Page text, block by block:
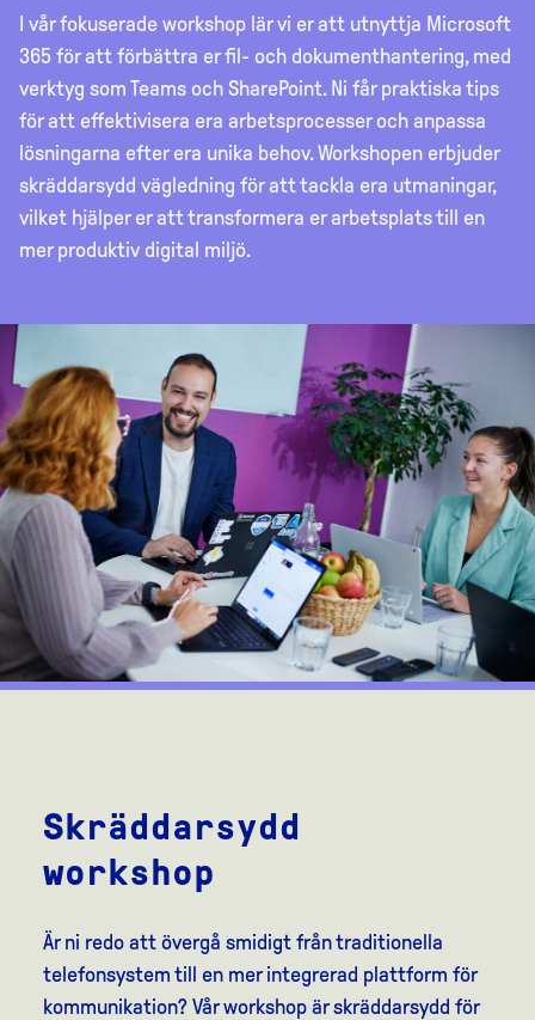
I vår fokuserade workshop lär vi er att utnyttja Microsoft
365 för att förbättra er fil- och dokumenthantering, med
verktyg som Teams och SharePoint. Ni får praktiska tips
för att effektivisera era arbetsprocesser och anpassa
lösningarna efter era unika behov. Workshopen erbjuder
skräddarsydd vägledning för att tackla era utmaningar,
vilket hjälper er att transformera er arbetsplats till en
mer produktiv digital miljö.
Skräddarsydd
workshop
Är ni redo att övergå smidigt från traditionella
telefonsystem till en mer integrerad plattform för
kommunikation? Vår workshop är skräddarsydd för